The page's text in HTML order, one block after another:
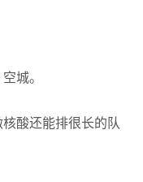
城。
酸还能排很长的队